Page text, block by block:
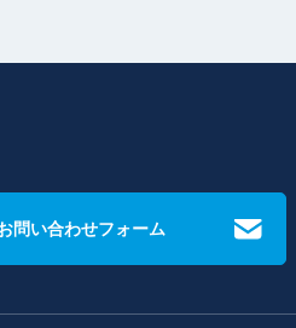
問い合わせフォーム